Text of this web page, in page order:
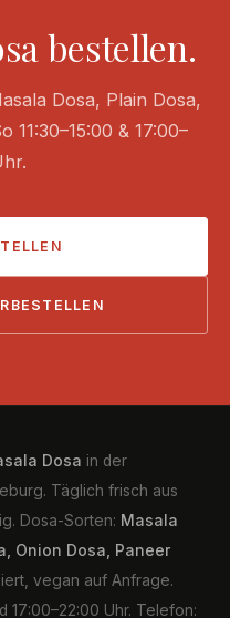
bestellen.
Dosa, Plain Dosa,
11:30–15:00 & 17:00–
Dosa in der
Täglich frisch aus
Dosa-Sorten: Masala
Onion Dosa, Paneer
vegan auf Anfrage.
17:00–22:00 Uhr. Telefon: